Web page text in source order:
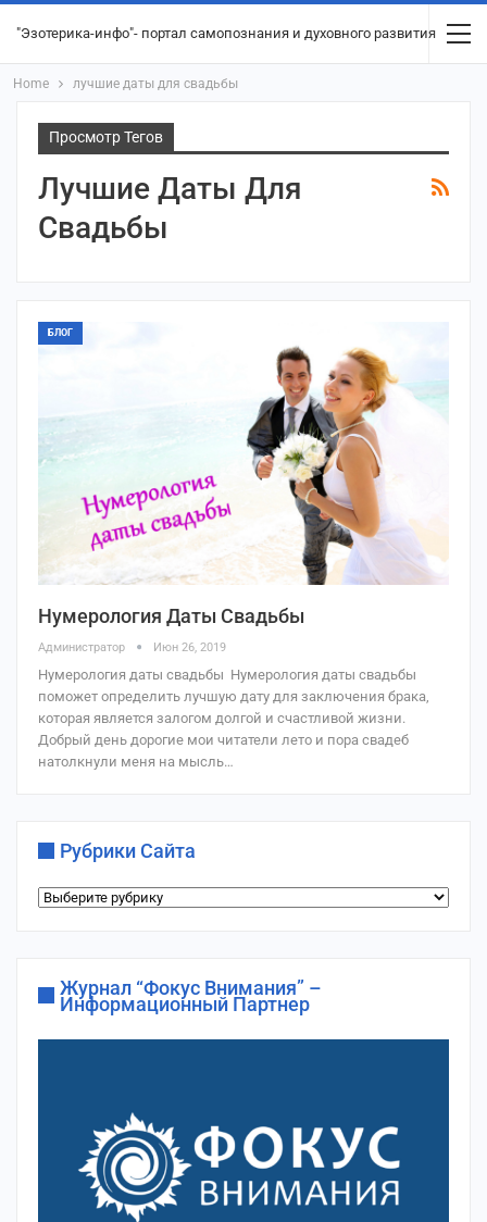
"Эзотерика-инфо"- портал самопознания и духовного развития
Home лучшие даты для свадьбы
Просмотр Тегов
Лучшие Даты Для
Свадьбы
БЛОГ
Нумерология Даты Свадьбы
Администратор Июн 26, 2019
Нумерология даты свадьбы Нумерология даты свадьбы
поможет определить лучшую дату для заключения брака,
которая является залогом долгой и счастливой жизни.
Добрый день дорогие мои читатели лето и пора свадеб
натолкнули меня на мысль…
Рубрики Сайта
Рубрики
Журнал “Фокус Внимания” –
Информационный Партнер